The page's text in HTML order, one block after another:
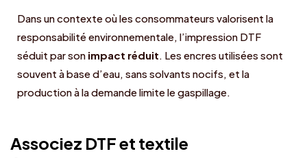
Dans un contexte où les consommateurs valorisent la
responsabilité environnementale, l’impression DTF
séduit par son impact réduit. Les encres utilisées sont
souvent à base d’eau, sans solvants nocifs, et la
production à la demande limite le gaspillage.
Associez DTF et textile